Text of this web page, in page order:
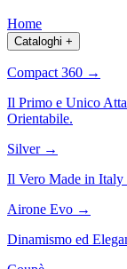
Home
Cataloghi +
Compact 360 →
Il Primo e Unico
Orientabile.
Silver →
Il Vero Made in Italy
Airone Evo →
Dinamismo ed